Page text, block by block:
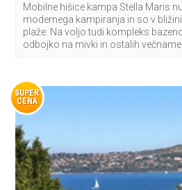
Mobilne hišice kampa Stella Maris
modernega kampiranja in so v
plaže. Na voljo tudi kompleks
odbojko na mivki in ostalih
SUPER
CENA